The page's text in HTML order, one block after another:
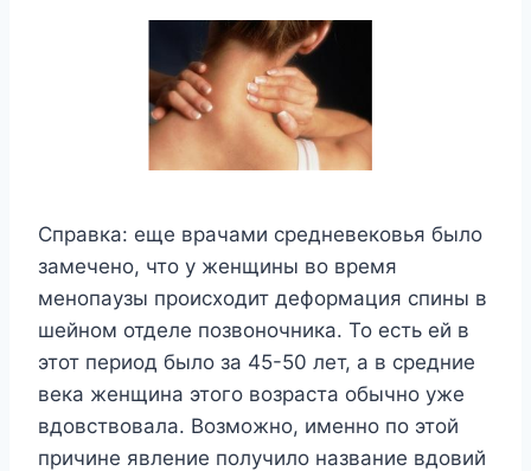
Справка: еще врачами средневековья было
замечено, что у женщины во время
менопаузы происходит деформация спины в
шейном отделе позвоночника. То есть ей в
этот период было за 45-50 лет, а в средние
века женщина этого возраста обычно уже
вдовствовала. Возможно, именно по этой
причине явление получило название вдовий